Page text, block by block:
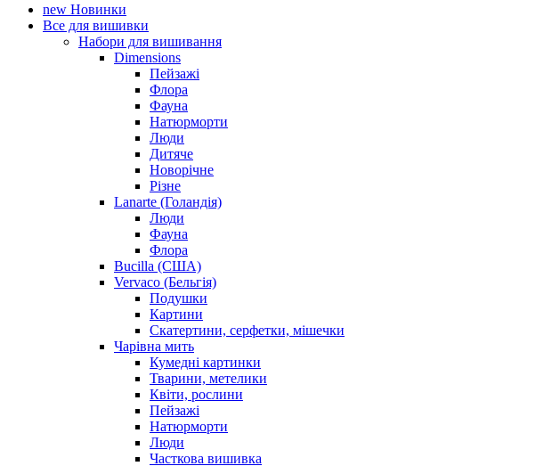
new Новинки
Все для вишивки
Набори для вишивання
Dimensions
Пейзажі
Флора
Фауна
Натюрморти
Люди
Дитяче
Новорічне
Різне
Lanarte (Голандія)
Люди
Фауна
Флора
Bucilla (США)
Vervaco (Бельгія)
Подушки
Картини
Скатертини, серфетки, мішечки
Чарiвна мить
Кумедні картинки
Тварини, метелики
Квіти, рослини
Пейзажі
Натюрморти
Люди
Часткова вишивка